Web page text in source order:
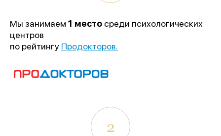
«Лучшее учреждение
психотерапевтического профиля»
Всероссийский конкурс
Министерство Здравоохранения и
НМИЦ им. В.М. Бехтерева.
Мы занимаем 1 место среди психологических
центров
по рейтингу Продокторов.
2